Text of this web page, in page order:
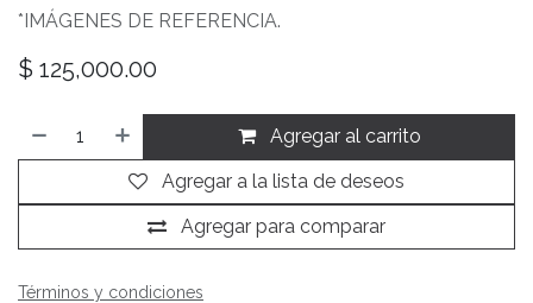
*IMÁGENES DE REFERENCIA.
$ 125,000.00
Agregar al carrito
Agregar para comparar
Agregar a la lista de deseos
Términos y condiciones